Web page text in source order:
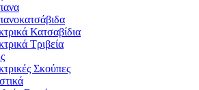
Κατσαβίδια
Τριβεία
Σκούπες